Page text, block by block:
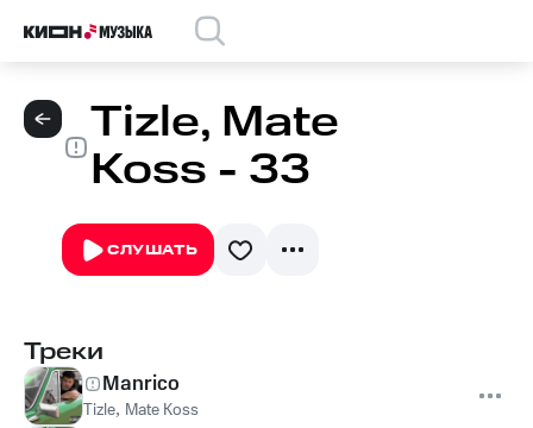
Tizle, Mate
Koss - 33
СЛУШАТЬ
Треки
Manrico
Tizle, Mate Koss